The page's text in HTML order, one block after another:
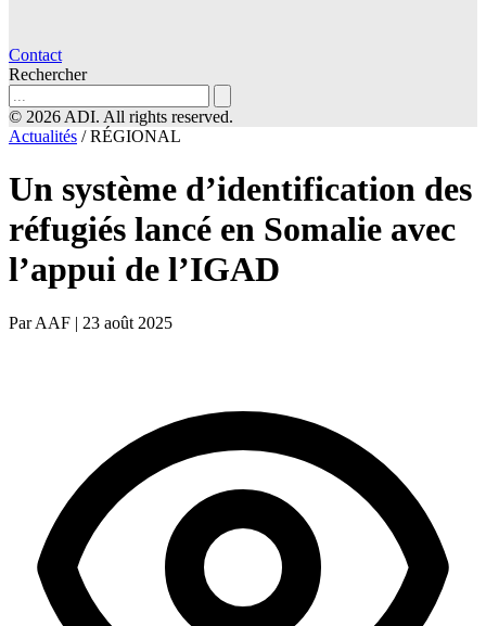
Contact
Rechercher
© 2026 ADI. All rights reserved.
Actualités / RÉGIONAL
Un système d’identification des
réfugiés lancé en Somalie avec
l’appui de l’IGAD
Par AAF | 23 août 2025